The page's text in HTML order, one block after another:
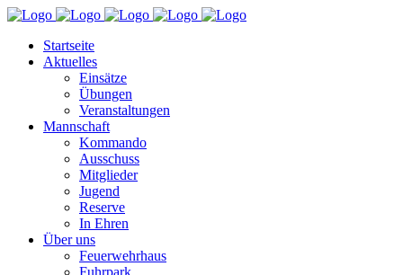
Startseite
Aktuelles
Einsätze
Übungen
Veranstaltungen
Mannschaft
Kommando
Ausschuss
Mitglieder
Jugend
Reserve
In Ehren
Über uns
Feuerwehrhaus
Fuhrpark